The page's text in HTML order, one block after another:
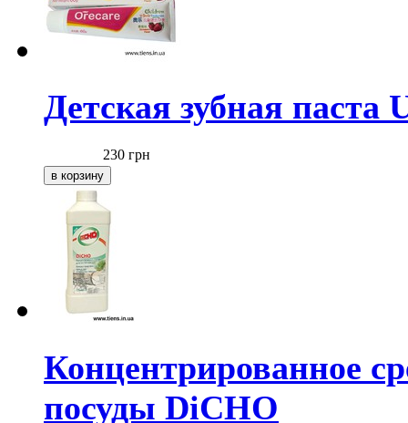
Детская зубная паста
230 грн
Концентрированное
посуды DiCHO